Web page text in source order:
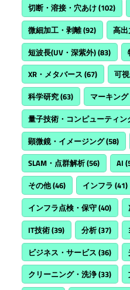
切断・溶接・穴あけ(102)
微細加工・剥離(92) 高
短波長(UV・深紫外)(83)
XR・メタバース (67) 可
科学研究(63) マーキン
量子技術・コンピューティン
顕微鏡・イメージング(58)
SLAM・点群解析(56) AI
その他(46) インフラ (41)
インフラ点検・保守(40)
IT技術(39) 分析(37)
ビジネス・サービス (36)
クリーニング・洗浄(33)